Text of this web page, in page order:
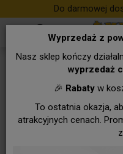
Wyprzedaż z
Nasz sklep kończy
wyprzedaż
🎉 Rabatyw
To ostatnia okazja,
atrakcyjnych cenach.
Do darmowej